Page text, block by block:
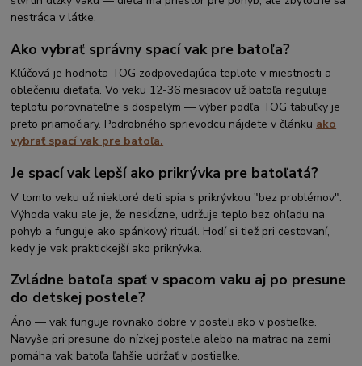
nestráca v látke.
Ako vybrať správny spací vak pre batoľa?
Kľúčová je hodnota TOG zodpovedajúca teplote v miestnosti a
oblečeniu dieťaťa. Vo veku 12-36 mesiacov už batoľa reguluje
teplotu porovnateľne s dospelým — výber podľa TOG tabuľky je
preto priamočiary. Podrobného sprievodcu nájdete v článku ako
vybrať spací vak pre batoľa.
Je spací vak lepší ako prikrývka pre batoľatá?
V tomto veku už niektoré deti spia s prikrývkou "bez problémov".
Výhoda vaku ale je, že neskĺzne, udržuje teplo bez ohľadu na
pohyb a funguje ako spánkový rituál. Hodí si tiež pri cestovaní,
kedy je vak praktickejší ako prikrývka.
Zvládne batoľa spať v spacom vaku aj po presune
do detskej postele?
Áno — vak funguje rovnako dobre v posteli ako v postieľke.
Navyše pri presune do nízkej postele alebo na matrac na zemi
pomáha vak batoľa ľahšie udržať v postieľke.